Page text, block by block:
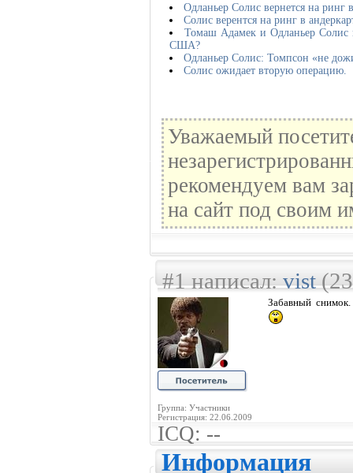
Одланьер Солис вернется на ринг
Солис верентся на ринг в
Томаш Адамек и Одланьер Солис
США?
Одланьер Солис: Томпсон «не
Солис ожидает вторую операцию.
Уважаемый
рекомендуем вам
на сайт под своим
#1 написал:vist(23
Группа: Участники
Регистрация: 22.06.2009
Забавный снимок.
ICQ: --
Информация